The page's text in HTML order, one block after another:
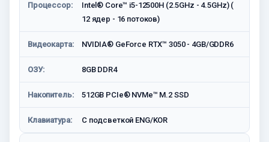
Процессор:
Intel® Core™ i5-12500H (2.5GHz - 4.5GHz) (
12 ядер - 16 потоков)
Видеокарта: NVIDIA® GeForce RTX™ 3050 - 4GB/GDDR6
ОЗУ: 8GB DDR4
Накопитель: 512GB PCIe® NVMe™ M.2 SSD
Клавиатура: С подсветкой ENG/KOR